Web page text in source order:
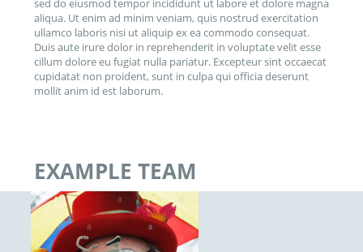
sed do eiusmod tempor incididunt ut labore et dolore magna
aliqua. Ut enim ad minim veniam, quis nostrud exercitation
ullamco laboris nisi ut aliquip ex ea commodo consequat.
Duis aute irure dolor in reprehenderit in voluptate velit esse
cillum dolore eu fugiat nulla pariatur. Excepteur sint occaecat
cupidatat non proident, sunt in culpa qui officia deserunt
mollit anim id est laborum.
EXAMPLE TEAM